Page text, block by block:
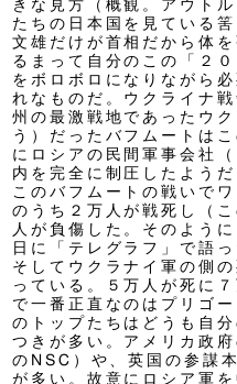
きな見方（概観。アウト
たちの日本国を見ている
文雄だけが首相だから体
るまって自分のこの「２
をボロボロになりながら
れなものだ。ウクライナ
州の最激戦地であったウ
う）だったバフムートは
にロシアの民間軍事会社
内を完全に制圧したよう
このバフムートの戦いで
のうち２万人が戦死し（
人が負傷した。そのよう
日に「テレグラフ」で語
そしてウクラナイ軍の側
っている。５万人が死に
で一番正直なのはプリゴ
のトップたちはどうも自
つきが多い。アメリカ政
のNSC）や、英国の参謀
が多い。故意にロシア軍